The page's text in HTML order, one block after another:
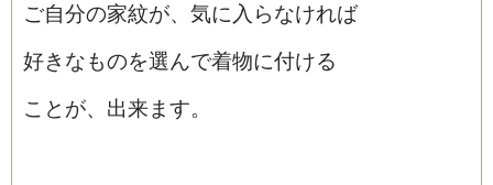
ご自分の家紋が、気に入らなければ
好きなものを選んで着物に付ける
ことが、出来ます。